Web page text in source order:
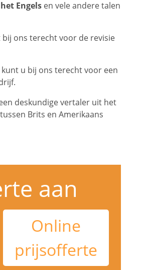
Engels en vele andere talen
ons terecht voor de revisie
kunt u bij ons terecht voor een
deskundige vertaler uit het
Brits en Amerikaans
aan
Online
prijsofferte